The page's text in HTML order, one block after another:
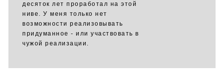
десяток лет проработал на этой
ниве. У меня только нет
возможности реализовывать
придуманное - или участвовать в
чужой реализации.